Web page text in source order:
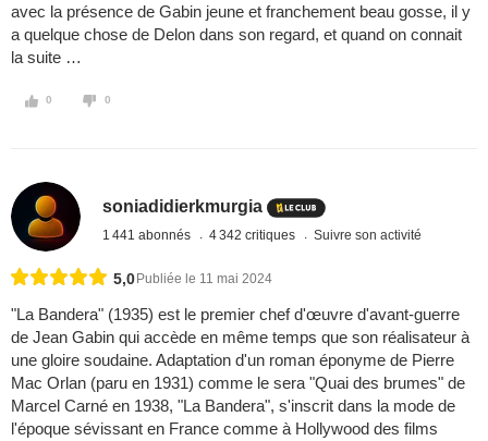
avec la présence de Gabin jeune et franchement beau gosse, il y
a quelque chose de Delon dans son regard, et quand on connait
la suite …
0 0
soniadidierkmurgia
1 441 abonnés 4 342 critiques Suivre son activité
5,0 Publiée le 11 mai 2024
"La Bandera" (1935) est le premier chef d'œuvre d'avant-guerre
de Jean Gabin qui accède en même temps que son réalisateur à
une gloire soudaine. Adaptation d'un roman éponyme de Pierre
Mac Orlan (paru en 1931) comme le sera "Quai des brumes" de
Marcel Carné en 1938, "La Bandera", s'inscrit dans la mode de
l'époque sévissant en France comme à Hollywood des films